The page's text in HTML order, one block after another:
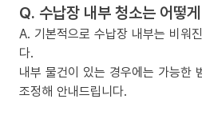
Q. 수납장 내부 청소는 어떻
A. 기본적으로 수납장 내부는 비워
다.
내부 물건이 있는 경우에는 가능한
조정해 안내드립니다.